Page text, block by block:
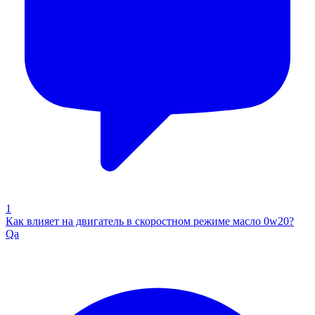
1
Как влияет на двигатель в скоростном режиме масло 0w20?
Qa